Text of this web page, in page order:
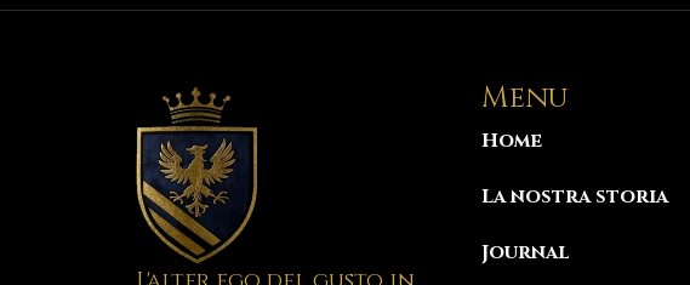
Menu
Home
La nostra storia
Journal